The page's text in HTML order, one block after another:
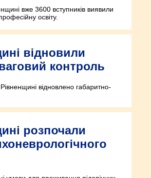
вже 3600 вступників виявили
освіту.
відновили
контроль
відновлено габаритно-
розпочали